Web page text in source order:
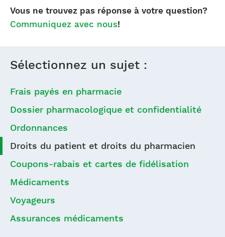
Vous ne trouvez pas réponse à votre question?
Communiquez avec nous!
Sélectionnez un sujet :
Frais payés en pharmacie
Dossier pharmacologique et confidentialité
Ordonnances
Droits du patient et droits du pharmacien
Coupons-rabais et cartes de fidélisation
Médicaments
Voyageurs
Assurances médicaments